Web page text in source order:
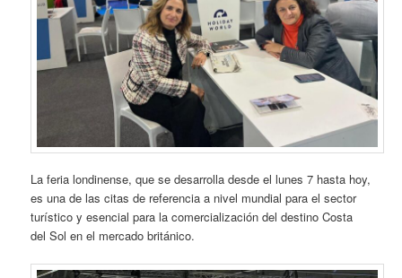
La feria londinense, que se desarrolla desde el lunes 7 hasta hoy,
es una de las citas de referencia a nivel mundial para el sector
turístico y esencial para la comercialización del destino Costa
del Sol en el mercado británico.